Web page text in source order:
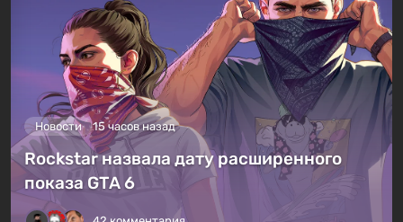
Новости 15 часов назад
Rockstar назвала дату расширенного
показа GTA 6